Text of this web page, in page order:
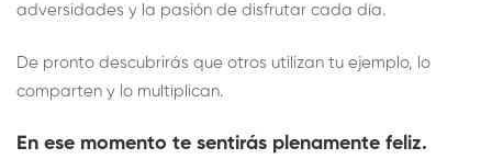
adversidades y la pasión de disfrutar cada día.
De pronto descubrirás que otros utilizan tu ejemplo, lo
comparten y lo multiplican.
En ese momento te sentirás plenamente feliz.